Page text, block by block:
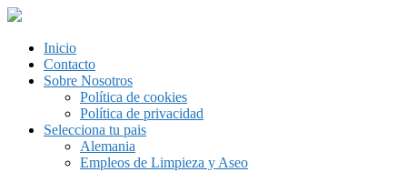
Inicio
Contacto
Sobre Nosotros
Política de cookies
Política de privacidad
Selecciona tu pais
Alemania
Empleos de Limpieza y Aseo